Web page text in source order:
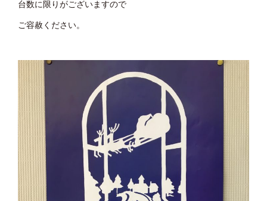
台数に限りがございますので
ご容赦ください。